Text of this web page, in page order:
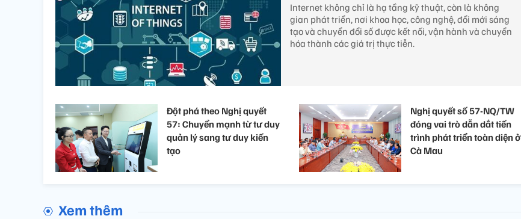
Internet không chỉ là hạ tầng kỹ thuật, còn là không
gian phát triển, nơi khoa học, công nghệ, đổi mới sáng
tạo và chuyển đổi số được kết nối, vận hành và chuyển
hóa thành các giá trị thực tiễn.
Đột phá theo Nghị quyết
57: Chuyển mạnh từ tư duy
quản lý sang tư duy kiến
tạo
Nghị quyết số 57-NQ/TW
đóng vai trò dẫn dắt tiến
trình phát triển toàn diện ở
Cà Mau
Xem thêm